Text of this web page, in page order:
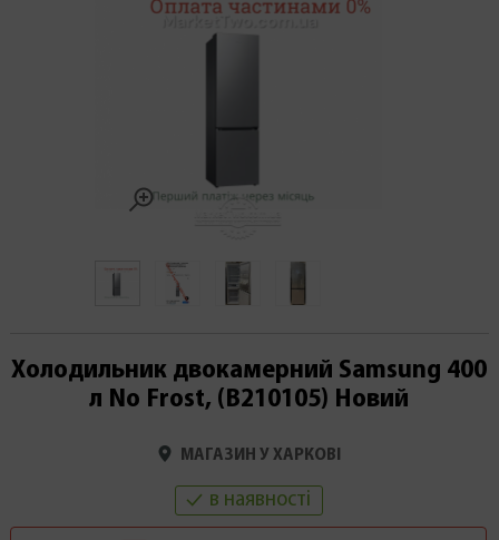
Холодильник двокамерний Samsung 400
л No Frost, (В210105) Новий
МАГАЗИН У ХАРКОВІ
в наявності